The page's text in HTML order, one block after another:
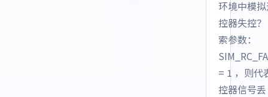
环境中模
控器失控
索参数：
= 1 ，则代
控器信号丢